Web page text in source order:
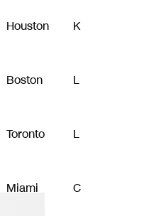
Houston K
Boston L
Toronto L
Miami C